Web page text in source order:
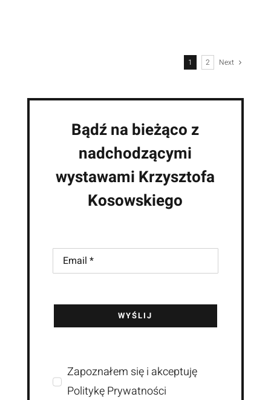
1 2 Next
Bądź na bieżąco z
nadchodzącymi
wystawami Krzysztofa
Kosowskiego
WYŚLIJ
Zapoznałem się i akceptuję
Politykę Prywatności